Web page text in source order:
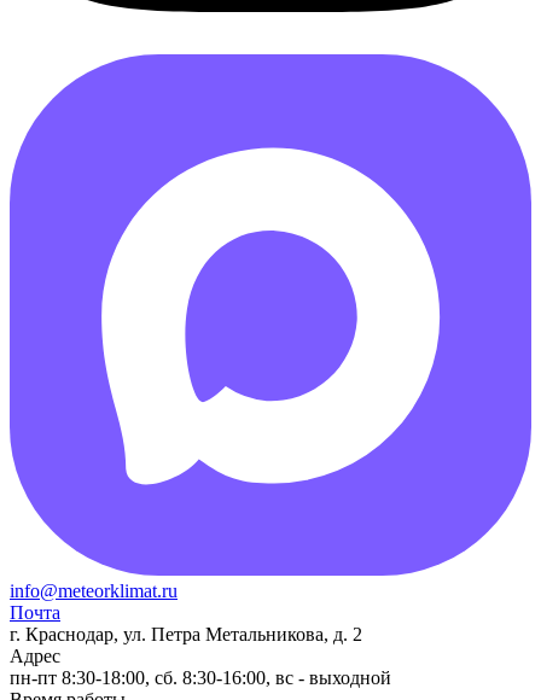
info@meteorklimat.ru
Почта
г. Краснодар, ул. Петра Метальникова, д. 2
Адрес
пн-пт 8:30-18:00, сб. 8:30-16:00, вс - выходной